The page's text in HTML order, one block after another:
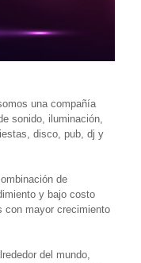
una compañía
sonido, iluminación,
disco, pub, dj y
de
y bajo costo
con mayor crecimiento
del mundo,